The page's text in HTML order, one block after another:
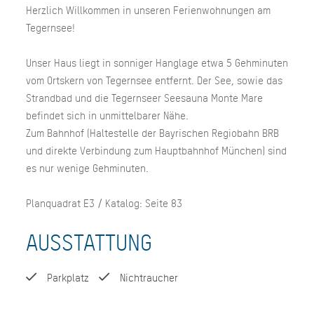
Herzlich Willkommen in unseren Ferienwohnungen am
Tegernsee!
Unser Haus liegt in sonniger Hanglage etwa 5 Gehminuten
vom Ortskern von Tegernsee entfernt. Der See, sowie das
Strandbad und die Tegernseer Seesauna Monte Mare
befindet sich in unmittelbarer Nähe.
Zum Bahnhof (Haltestelle der Bayrischen Regiobahn BRB
und direkte Verbindung zum Hauptbahnhof München) sind
es nur wenige Gehminuten.
Planquadrat E3 / Katalog: Seite 83
AUSSTATTUNG
Parkplatz Nichtraucher